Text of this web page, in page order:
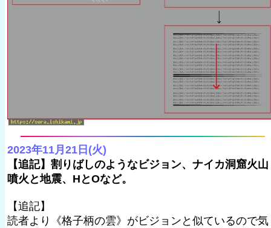
2023年11月21日(火)
【追記】割りばしのようなビジョン、ナイカ洞窟火山
噴火と地震、HとOなど。
【追記】
読者より《格子柄の雲》がビジョンと似ているので気